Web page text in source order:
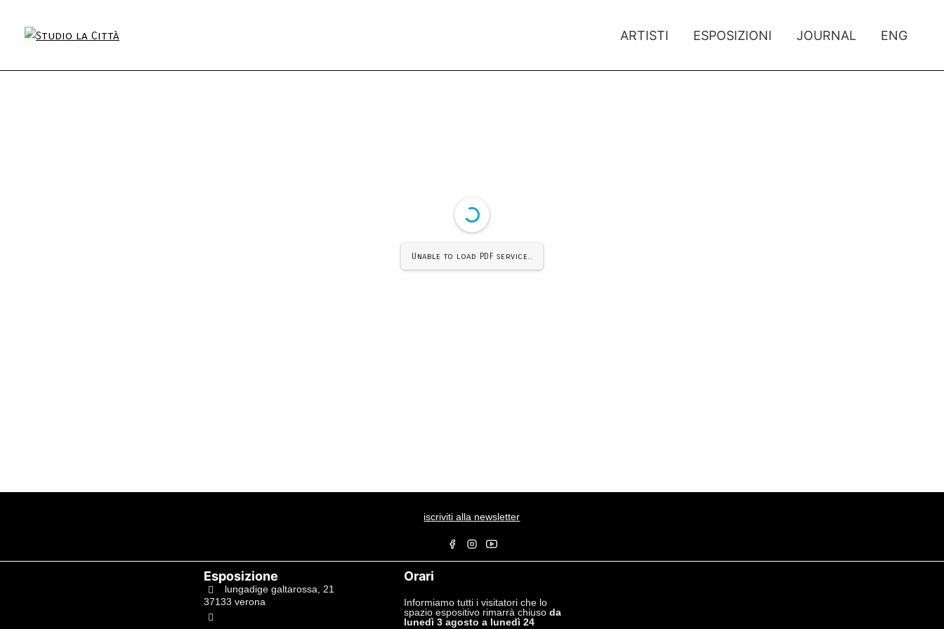
ARTISTI ESPOSIZIONI JOURNAL ENG
Unable to load PDF service..
iscriviti alla newsletter
Esposizione
lungadige galtarossa, 21
37133 verona
Orari
Informiamo tutti i visitatori che lo
spazio espositivo rimarrà chiuso da
lunedì 3 agosto a lunedì 24